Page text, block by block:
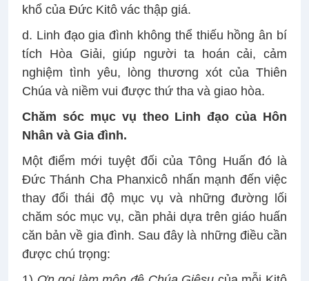
khổ của Đức Kitô vác thập giá.
d. Linh đạo gia đình không thể thiếu hồng ân bí
tích Hòa Giải, giúp người ta hoán cải, cảm
nghiệm tình yêu, lòng thương xót của Thiên
Chúa và niềm vui được thứ tha và giao hòa.
Chăm sóc mục vụ theo Linh đạo của Hôn
Nhân và Gia đình.
Một điểm mới tuyệt đối của Tông Huấn đó là
Đức Thánh Cha Phanxicô nhấn mạnh đến việc
thay đổi thái độ mục vụ và những đường lối
chăm sóc mục vụ, cần phải dựa trên giáo huấn
căn bản về gia đình. Sau đây là những điều cần
được chú trọng: